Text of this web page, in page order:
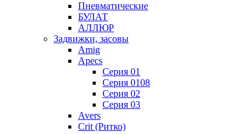
Пневматические
БУЛАТ
АЛЛЮР
Задвижки, засовы
Amig
Apecs
Серия 01
Серия 0108
Серия 02
Серия 03
Avers
Crit (Ритко)